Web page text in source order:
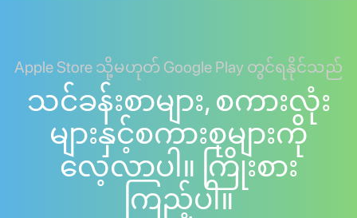
Apple Store သို့မဟုတ် Google Play တွင်ရနိုင်သည်
သင်ခန်းစာများ, စကားလုံး
များနှင့်စကားစုများကို
လေ့လာပါ။ ကြိုးစား
ကြည့်ပါ။